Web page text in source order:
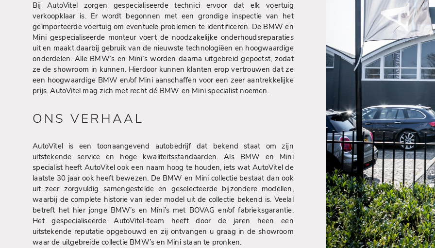
Bij AutoVitel zorgen gespecialiseerde technici ervoor dat elk voertuig
verkoopklaar is. Er wordt begonnen met een grondige inspectie van het
geïmporteerde voertuig om eventuele problemen te identificeren. De BMW en
Mini gespecialiseerde monteur voert de noodzakelijke onderhoudsreparaties
uit en maakt daarbij gebruik van de nieuwste technologiëen en hoogwaardige
onderdelen. Alle BMW’s en Mini’s worden daarna uitgebreid gepoetst, zodat
ze de showroom in kunnen. Hierdoor kunnen klanten erop vertrouwen dat ze
een hoogwaardige BMW en/of Mini aanschaffen voor een zeer aantrekkelijke
prijs. AutoVitel mag zich met recht dé BMW en Mini specialist noemen.
ONS VERHAAL
AutoVitel is een toonaangevend autobedrijf dat bekend staat om zijn
uitstekende service en hoge kwaliteitsstandaarden. Als BMW en Mini
specialist heeft AutoVitel ook een naam hoog te houden, iets wat AutoVitel de
laatste 30 jaar ook heeft bewezen. De BMW en Mini collectie bestaat dan ook
uit zeer zorgvuldig samengestelde en geselecteerde bijzondere modellen,
waarbij de complete historie van ieder model uit de collectie bekend is. Veelal
betreft het hier jonge BMW’s en Mini’s met BOVAG en/of fabrieksgarantie.
Het gespecialiseerde AutoVitel-team heeft door de jaren heen een
uitstekende reputatie opgebouwd en zij ontvangen u graag in de showroom
waar de uitgebreide collectie BMW’s en Mini staan te pronken.